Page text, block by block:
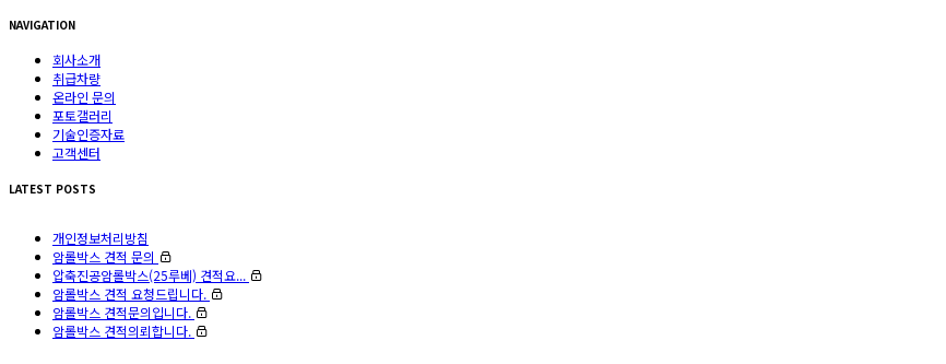
NAVIGATION
회사소개
취급차량
온라인 문의
포토갤러리
기술인증자료
고객센터
LATEST POSTS
개인정보처리방침
암롤박스 견적 문의
압축진공암롤박스(25루베) 견적요...
암롤박스 견적 요청드립니다.
암롤박스 견적문의입니다.
암롤박스 견적의뢰합니다.